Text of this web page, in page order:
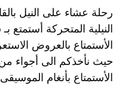
رحلة عشاء على النيل
النيلية المتحركة أستمتع
الأستمتاع بالعروض
حيث نأخذكم الى أجواء
الأستمتاع بأنغام